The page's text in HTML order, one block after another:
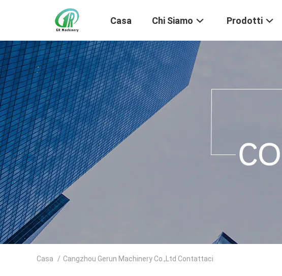
Casa Chi Siamo Prodotti
Casa / Cangzhou Gerun Machinery Co.,Ltd Contattaci